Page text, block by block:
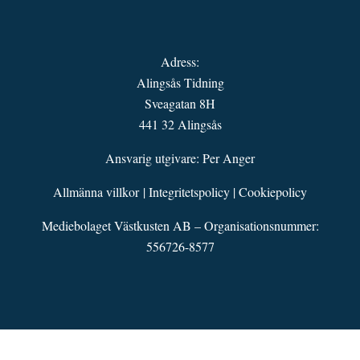
Adress:
Alingsås Tidning
Sveagatan 8H
441 32 Alingsås
Ansvarig utgivare: Per Anger
Allmänna villkor|Integritetspolicy |Cookiepolicy
Mediebolaget Västkusten AB – Organisationsnummer:
556726-8577